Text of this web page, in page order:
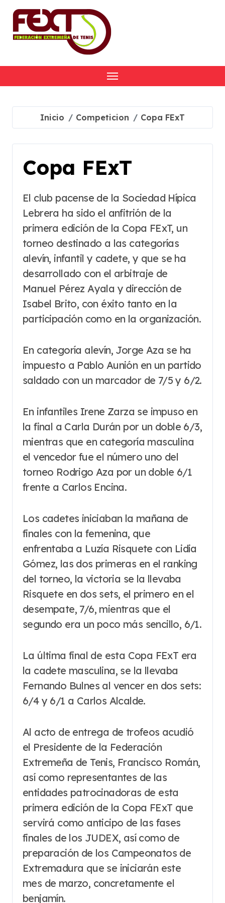
content
Inicio Competicion Copa FExT
Copa FExT
El club pacense de la Sociedad Hípica
Lebrera ha sido el anfitrión de la
primera edición de la Copa FExT, un
torneo destinado a las categorías
alevín, infantil y cadete, y que se ha
desarrollado con el arbitraje de
Manuel Pérez Ayala y dirección de
Isabel Brito, con éxito tanto en la
participación como en la organización.
En categoría alevín, Jorge Aza se ha
impuesto a Pablo Aunión en un partido
saldado con un marcador de 7/5 y 6/2.
En infantiles Irene Zarza se impuso en
la final a Carla Durán por un doble 6/3,
mientras que en categoría masculina
el vencedor fue el número uno del
torneo Rodrigo Aza por un doble 6/1
frente a Carlos Encina.
Los cadetes iniciaban la mañana de
finales con la femenina, que
enfrentaba a Luzía Risquete con Lidia
Gómez, las dos primeras en el ranking
del torneo, la victoria se la llevaba
Risquete en dos sets, el primero en el
desempate, 7/6, mientras que el
segundo era un poco más sencillo, 6/1.
La última final de esta Copa FExT era
la cadete masculina, se la llevaba
Fernando Bulnes al vencer en dos sets:
6/4 y 6/1 a Carlos Alcalde.
Al acto de entrega de trofeos acudió
el Presidente de la Federación
Extremeña de Tenis, Francisco Román,
así como representantes de las
entidades patrocinadoras de esta
primera edición de la Copa FExT que
servirá como anticipo de las fases
finales de los JUDEX, así como de
preparación de los Campeonatos de
Extremadura que se iniciarán este
mes de marzo, concretamente el
benjamín.